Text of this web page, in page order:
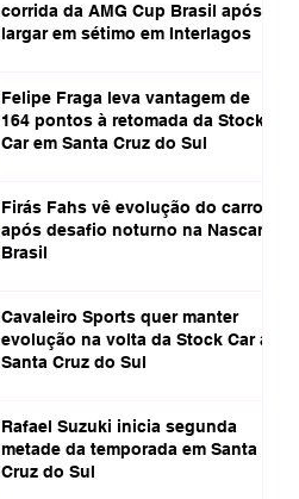
corrida da AMG Cup Brasil após
largar em sétimo em Interlagos
Felipe Fraga leva vantagem de
164 pontos à retomada da Stock
Car em Santa Cruz do Sul
Firás Fahs vê evolução do carro
após desafio noturno na Nascar
Brasil
Cavaleiro Sports quer manter
evolução na volta da Stock Car a
Santa Cruz do Sul
Rafael Suzuki inicia segunda
metade da temporada em Santa
Cruz do Sul